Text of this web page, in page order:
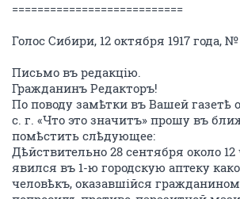
===========================
Голос Сибири, 12 октября 1917 года, №
Письмо въ редакцію.
Гражданинъ Редакторъ!
По поводу замѣтки въ Вашей газетѣ
с. г. «Что это значитъ» прошу въ
помѣстить слѣдующее:
Дѣйствительно 28 сентября около 12
явился въ 1-ю городскую аптеку
человѣкъ, оказавшійся